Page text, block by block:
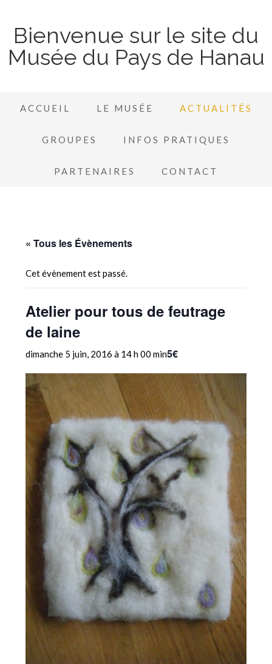
Bienvenue sur le site du
Musée du Pays de Hanau
ACCUEIL LE MUSÉE ACTUALITÉS
GROUPES INFOS PRATIQUES
PARTENAIRES CONTACT
« Tous les Évènements
Cet évènement est passé.
Atelier pour tous de feutrage
de laine
dimanche 5 juin, 2016 à 14 h 00 min5€